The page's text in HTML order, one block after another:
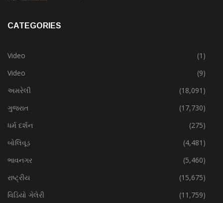
CATEGORIES
Video
(1)
Video
(9)
અમરેલી
(18,091)
ગુજરાત
(17,730)
ધર્મ દર્શન
(275)
બોલિવૂડ
(4,481)
ભાવનગર
(5,460)
રાષ્ટ્રીય
(15,675)
વિડિયો ગેલેરી
(11,759)